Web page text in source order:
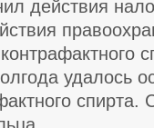
действия
удалось
спирта.